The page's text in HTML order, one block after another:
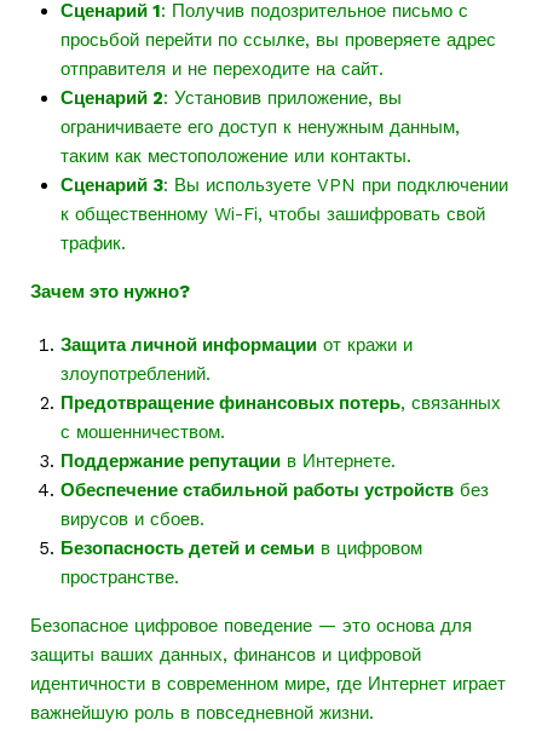
Сценарий 1: Получив подозрительное письмо с
просьбой перейти по ссылке, вы проверяете адрес
отправителя и не переходите на сайт.
Сценарий 2: Установив приложение, вы
ограничиваете его доступ к ненужным данным,
таким как местоположение или контакты.
Сценарий 3: Вы используете VPN при подключении
к общественному Wi-Fi, чтобы зашифровать свой
трафик.
Зачем это нужно?
Защита личной информации от кражи и
злоупотреблений.
Предотвращение финансовых потерь, связанных
с мошенничеством.
Поддержание репутации в Интернете.
Обеспечение стабильной работы устройств без
вирусов и сбоев.
Безопасность детей и семьи в цифровом
пространстве.
Безопасное цифровое поведение — это основа для
защиты ваших данных, финансов и цифровой
идентичности в современном мире, где Интернет играет
важнейшую роль в повседневной жизни.